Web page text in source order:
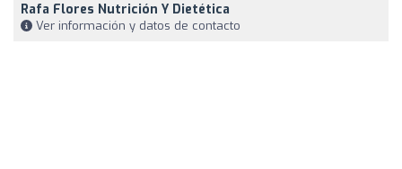
Rafa Flores Nutrición Y Dietética
Ver información y datos de contacto